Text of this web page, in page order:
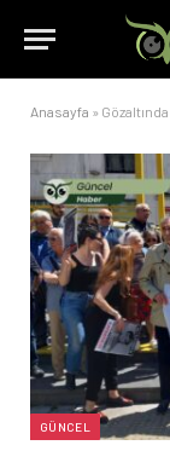
Anasayfa »
GÜNCEL